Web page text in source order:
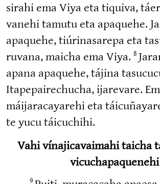
sirahi ema Viya eta tiquiva,
vanehi tamutu eta apaquehe.
apaquehe, tiúrina­sarepa eta
ruvana, maicha ema Viya. 8
apana apaquehe, tájina
Itape­pai­rechucha, ijarevare.
máijara­ca­yarehi eta
te yucu táicuchihi.
Vahi vínajicavaimahi taicha
vicuchapaquenehi
9